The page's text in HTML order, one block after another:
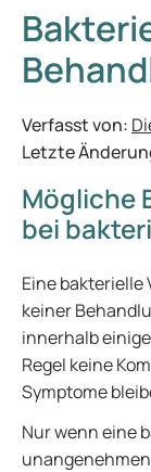
Verfasst von:
Letzte
Mögliche
bei
Eine bakterielle
keiner
innerhalb
Regel keine
Symptome
Nur wenn eine